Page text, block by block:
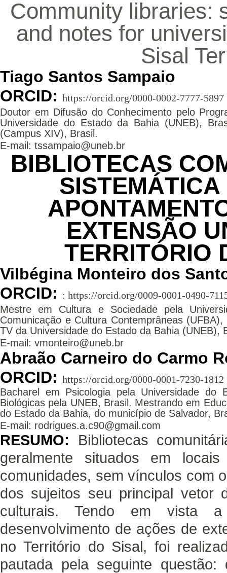
Community libraries:
and notes for
Sisal
Tiago Santos Sampaio
ORCID: https://orcid.org/0000-0002-7777-5897
Doutor em Difusão do Conhecimento pelo
Universidade do Estado da Bahia (UNEB),
(Campus XIV), Brasil.
E-mail: tssampaio@uneb.br
BIBLIOTECAS
EXTENSÃO
TERRITÓRIO
Vilbégina Monteiro dos
ORCID:
: https://orcid.org/0009-0001-0490-
Mestre em Cultura e Sociedade pela
Comunicação e Cultura Contemprâneas
TV da Universidade do Estado da Bahia (UNEB),
E-mail: vmonteiro@uneb.br
Abraão Carneiro do Carmo
ORCID: https://orcid.org/0000-0001-7230-1812
Bacharel em Psicologia pela Universidade do
Biológicas pela UNEB, Brasil. Mestrando em
do Estado da Bahia, do município de Salvador,
E-mail: rodrigues.a.c90@gmail.com
RESUMO: Bibliotecas
geralmente situados em
comunidades, sem vínculos com
dos sujeitos seu principal vetor
culturais. Tendo em vista
desenvolvimento de ações de
no Território do Sisal, foi
pautada pela seguinte